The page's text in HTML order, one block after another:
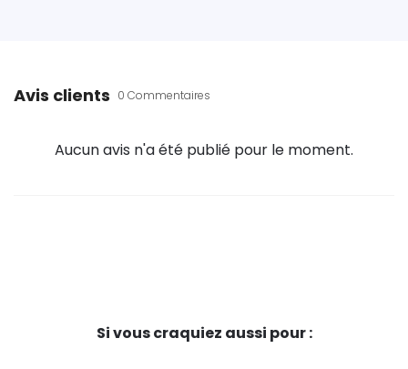
Avis clients 0 Commentaires
Aucun avis n'a été publié pour le moment.
Si vous craquiez aussi pour :